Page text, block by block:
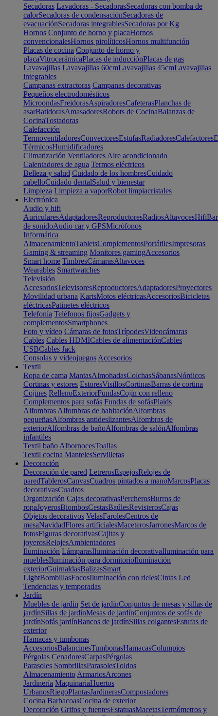
Secadoras Lavadoras - SecadorasSecadoras con bomba de
calorSecadoras de condensaciónSecadoras de
evacuaciónSecadoras integrablesSecadoras por Kg
Hornos Conjunto de horno y placaHornos
convencionalesHornos pirolíticosHornos multifunción
Placas de cocina Conjunto de horno y
placaVitrocerámicaPlacas de inducciónPlacas de gas
Lavavajillas Lavavajillas 60cmLavavajillas 45cmLavavajillas
integrables
Campanas extractoras Campanas decorativas
Pequeños electrodomésticos
MicroondasFreidorasAspiradoresCafeterasPlanchas de
asarBatidorasAmasadoresRobots de CocinaBalanzas de
CocinaTostadoras
Calefacción
TermoventiladoresConvectoresEstufasRadiadoresCalefactores
TérmicosHumidificadores
Climatización Ventiladores Aire acondicionado
Calentadores de agua Termos eléctricos
Belleza y salud Cuidado de los hombresCuidado
cabelloCuidado dentalSalud y bienestar
Limpieza Limpieza a vaporRobot limpiacristales
Electrónica
Audio y hifi
AuricularesAdaptadoresReproductoresRadiosAltavocesHifi
de sonidoAudio car y GPSMicrófonos
Informática
AlmacenamientoTabletsComplementosPortátilesImpresoras
Gaming & streaming Monitores gamingAccesorios
Smart home TimbresCámarasAltavoces
Wearables Smartwatches
Televisión
AccesoriosTelevisoresReproductoresAdaptadoresProyectores
Movilidad urbana KartsMotos eléctricasAccesoriosBicicletas
eléctricasPatinetes eléctricos
Telefonía Teléfonos fijosGadgets y
complementosSmartphones
Foto y vídeo Cámaras de fotosTrípodesVideocámaras
Cables Cables HDMICables de alimentaciónCables
USBCables Jack
Consolas y videojuegos Accesorios
Textil
Ropa de cama MantasAlmohadasColchasSábanasNórdicos
Cortinas y estores EstoresVisillosCortinasBarras de cortina
Cojines RellenoExteriorFundasCojín con relleno
Complementos para sofás Fundas de sofásPlaids
Alfombras Alfombras de habitaciónAlfombras
pequeñasAlfombras antideslizantesAlfombras de
exteriorAlfombras de bañoAlfombras de salónAlfombras
infantiles
Textil baño AlbornocesToallas
Textil cocina MantelesServilletas
Decoración
Decoración de pared LetrerosEspejosRelojes de
paredTablerosCanvasCuadros pintados a manoMarcosPlacas
decorativasCuadros
Organización Cajas decorativasPercherosBurros de
ropaJoyerosBiombosCestasBaúlesRevisterosCajas
Objetos decorativos VelasFarolesCentros de
mesaNavidadFlores artificialesMaceterosJarronesMarcos de
fotosFiguras decorativasCajitas y
joyerosRelojesAmbientadores
Iluminación LámparasIluminación decorativaIluminación para
mueblesIluminación para dormitorioIluminación
exteriorGuirnaldasBalizasSmart
LightBombillasFocosIluminación con rielesCintas Led
Tendencias y temporadas
Jardín
Muebles de jardín Set de jardínConjuntos de mesas y sillas de
jardínSillas de jardínMesas de jardínConjuntos de sofás de
jardínSofás jardínBancos de jardínSillas colgantesEstufas de
exterior
Hamacas y tumbonas
AccesoriosBalancinesTumbonasHamacasColumpios
Pérgolas CenadoresCarpasPérgolas
Parasoles SombrillasParasolesToldos
Almacenamiento ArmariosArcones
Jardinería MaquinariaHuertos
UrbanosRiegoPlantasJardinerasCompostadores
Cocina BarbacoasCocina de exterior
Decoración Grifos y fuentesEstatuasMacetasTermómetros y